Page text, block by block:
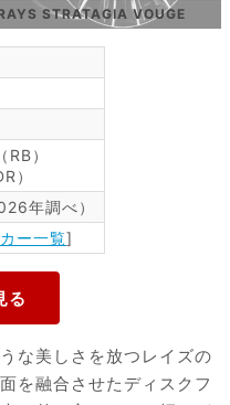
STRATAGIA VOUGE
）
）
年調べ）
ー一覧]
な美しさを放つレイズの
を融合させたディスクフ